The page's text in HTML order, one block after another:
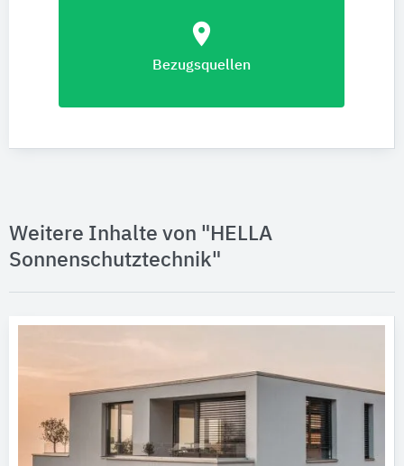
location_on
Bezugsquellen
Weitere Inhalte von "HELLA
Sonnenschutztechnik"